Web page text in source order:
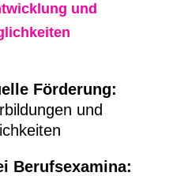
und
Förderung:
und
Berufsexamina: